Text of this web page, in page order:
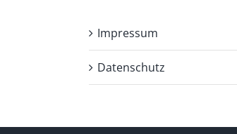
Impressum
Datenschutz